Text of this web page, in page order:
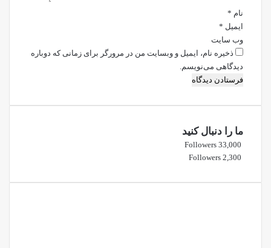
نام *
ایمیل *
وب‌ سایت
ذخیره نام، ایمیل و وبسایت من در مرورگر برای زمانی که دوباره
دیدگاهی می‌نویسم.
ما را دنبال کنید
33,000
Followers
2,300
Followers